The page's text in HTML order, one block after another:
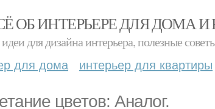
ОБ ИНТЕРЬЕРЕ ДЛЯ ДОМА
для дизайна интерьера, полезные
для дома интерьер для квартиры
цветов: Аналог.